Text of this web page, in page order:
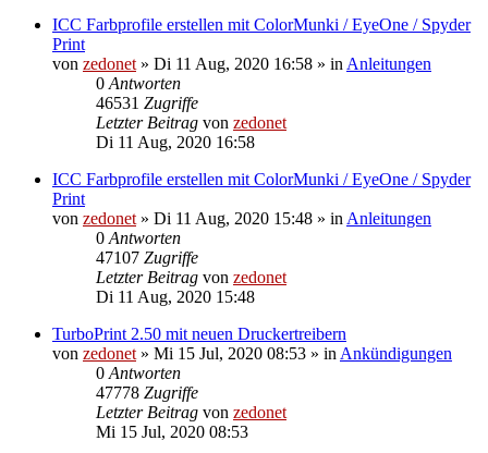
ICC Farbprofile erstellen mit ColorMunki / EyeOne / Spyder
Print
von zedonet » Di 11 Aug, 2020 16:58 » in Anleitungen
0 Antworten
46531 Zugriffe
Letzter Beitrag von zedonet
Di 11 Aug, 2020 16:58
ICC Farbprofile erstellen mit ColorMunki / EyeOne / Spyder
Print
von zedonet » Di 11 Aug, 2020 15:48 » in Anleitungen
0 Antworten
47107 Zugriffe
Letzter Beitrag von zedonet
Di 11 Aug, 2020 15:48
TurboPrint 2.50 mit neuen Druckertreibern
von zedonet » Mi 15 Jul, 2020 08:53 » in Ankündigungen
0 Antworten
47778 Zugriffe
Letzter Beitrag von zedonet
Mi 15 Jul, 2020 08:53